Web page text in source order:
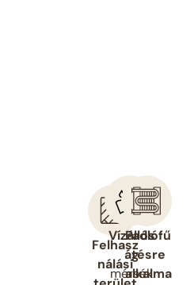
Felhasz
nálási
Vízállós
ág
mérsék
Padlófű
tésre
alkalma